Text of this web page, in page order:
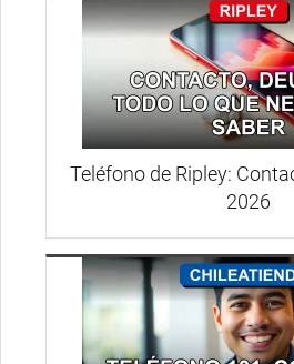
Teléfono de Ripley:
2026